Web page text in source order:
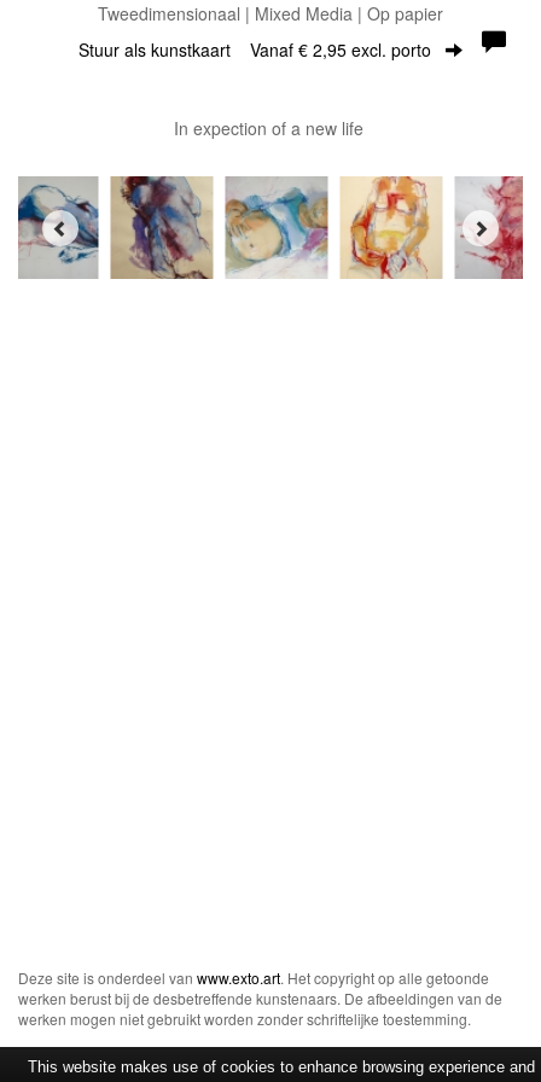
Tweedimensionaal | Mixed Media | Op papier
Stuur als kunstkaart Vanaf € 2,95 excl. porto
In expection of a new life
Deze site is onderdeel van www.exto.art. Het copyright op alle getoonde
werken berust bij de desbetreffende kunstenaars. De afbeeldingen van de
werken mogen niet gebruikt worden zonder schriftelijke toestemming.
This website makes use of cookies to enhance browsing experience and